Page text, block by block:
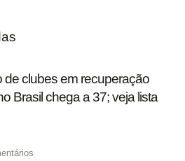
de clubes em recuperação
Brasil chega a 37; veja lista